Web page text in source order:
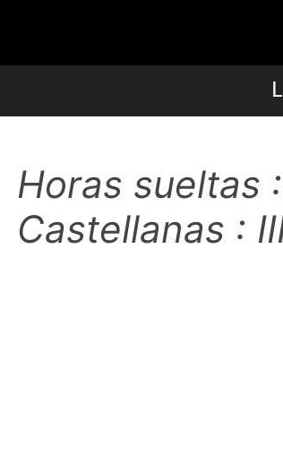
Horas sueltas
Castellanas :